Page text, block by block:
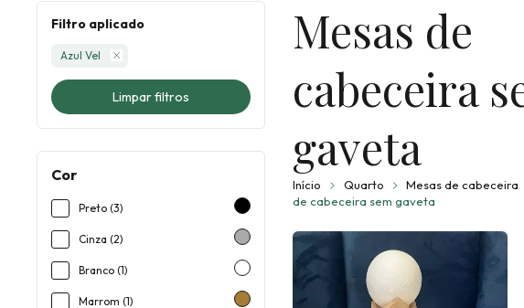
Filtro aplicado
Azul Vel
Limpar filtros
Cor
Preto (3)
Cinza (2)
Branco (1)
Marrom (1)
Mesas de
cabeceira
gaveta
Início Quarto Mesas de cabeceira
de cabeceira sem gaveta